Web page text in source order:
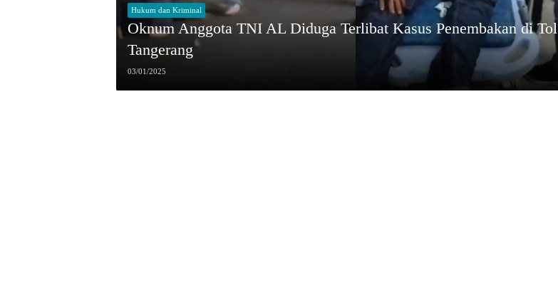
Hukum dan Kriminal
Oknum Anggota TNI AL Diduga Terlibat Kasus Penembakan di Tol
Tangerang
03/01/2025